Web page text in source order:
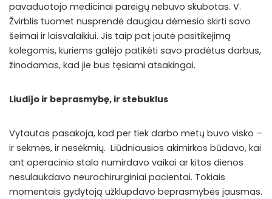
pavaduotojo medicinai pareigų nebuvo skubotas. V.
Žvirblis tuomet nusprendė daugiau dėmesio skirti savo
šeimai ir laisvalaikiui. Jis taip pat jautė pasitikėjimą
kolegomis, kuriems galėjo patikėti savo pradėtus darbus,
žinodamas, kad jie bus tęsiami atsakingai.
Liudijo ir beprasmybę, ir stebuklus
Vytautas pasakoja, kad per tiek darbo metų buvo visko –
ir sėkmės, ir nesėkmių. Liūdniausios akimirkos būdavo, kai
ant operacinio stalo numirdavo vaikai ar kitos dienos
nesulaukdavo neurochirurginiai pacientai. Tokiais
momentais gydytoją užklupdavo beprasmybės jausmas.